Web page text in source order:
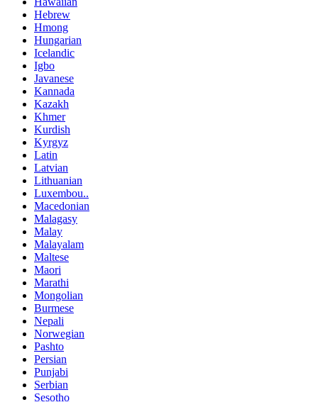
Hebrew
Hmong
Hungarian
Icelandic
Igbo
Javanese
Kannada
Kazakh
Khmer
Kurdish
Kyrgyz
Latin
Latvian
Lithuanian
Luxembou..
Macedonian
Malagasy
Malay
Malayalam
Maltese
Maori
Marathi
Mongolian
Burmese
Nepali
Norwegian
Pashto
Persian
Punjabi
Serbian
Sesotho